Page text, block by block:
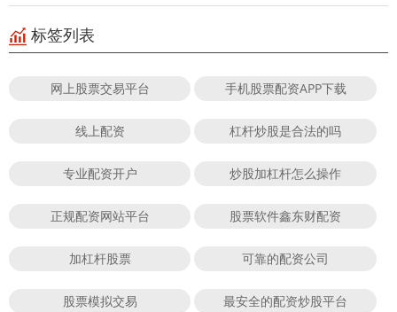
标签列表
网上股票交易平台 手机股票配资APP下载
线上配资 杠杆炒股是合法的吗
专业配资开户 炒股加杠杆怎么操作
正规配资网站平台 股票软件鑫东财配资
加杠杆股票 可靠的配资公司
股票模拟交易 最安全的配资炒股平台